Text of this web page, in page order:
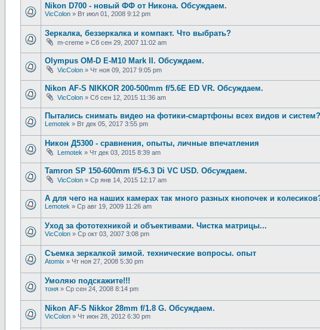
Nikon D700 - новый ФФ от Никона. Обсуждаем.
VicColon » Вт июл 01, 2008 9:12 pm
Зеркалка, беззеркалка и компакт. Что выбрать?
m-creme » Сб сен 29, 2007 11:02 am
Olympus OM-D E-M10 Mark II. Обсуждаем.
VicColon » Чт ноя 09, 2017 9:05 pm
Nikon AF-S NIKKOR 200-500mm f/5.6E ED VR. Обсуждаем.
VicColon » Сб сен 12, 2015 11:36 am
Пытались снимать видео на фотики-смартфоны всех видов и
Lemotek » Вт дек 05, 2017 3:55 pm
Никон Д5300 - сравнения, опыты, личные впечатления
Lemotek » Чт дек 03, 2015 8:39 am
Tamron SP 150-600mm f/5-6.3 Di VC USD. Обсуждаем.
VicColon » Ср янв 14, 2015 12:17 am
А для чего на наших камерах так много разных кнопочек и
Lemotek » Ср авг 19, 2009 11:26 am
Уход за фототехникой и объективами. Чистка матрицы...
VicColon » Ср окт 03, 2007 3:08 pm
Съемка зеркалкой зимой. технические вопросы. опыт
Atomix » Чт ноя 27, 2008 5:30 pm
Умоляю подскажите!!!
тоня » Ср сен 24, 2008 8:14 pm
Nikon AF-S Nikkor 28mm f/1.8 G. Обсуждаем.
VicColon » Чт июн 28, 2012 6:30 pm